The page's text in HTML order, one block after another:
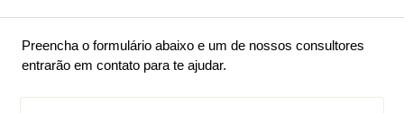
Preencha o formulário abaixo e um de nossos consultores
entrarão em contato para te ajudar.